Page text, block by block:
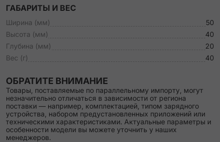
ГАБАРИТЫ И ВЕС
Ширина (мм)
50
Высота (мм)
40
Глубина (мм)
20
Вес (г)
40
ОБРАТИТЕ ВНИМАНИЕ
Товары, поставляемые по параллельному импорту, могут
незначительно отличаться в зависимости от региона
поставки — например, комплектацией, типом зарядного
устройства, набором предустановленных приложений или
техническими характеристиками. Актуальные параметры и
особенности модели вы можете уточнить у наших
менеджеров.